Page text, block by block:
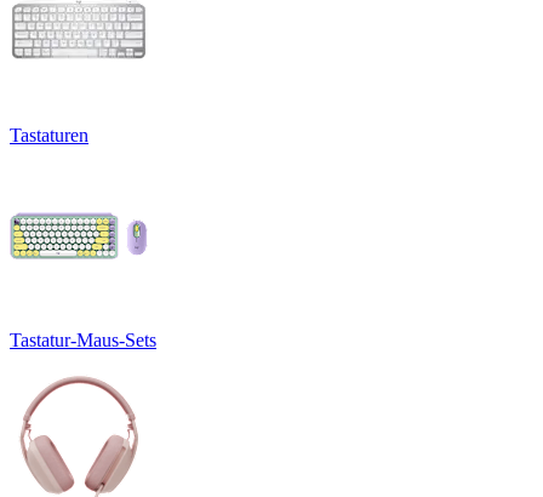
Tastaturen
Tastatur-Maus-Sets